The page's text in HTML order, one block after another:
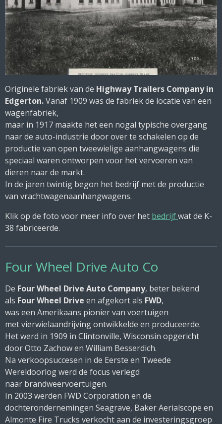
Originele fabriek van de Highway Trailers Company in
Edgerton.Vanaf 1909 was de fabriek de locatie van een
wagenfabriek,
maar in 1917 maakte het een nogal typische overgang
naar de auto-industrie door over te schakelen op de
productie van open tweewielige aanhangwagens die
speciaal waren ontworpen voor het vervoeren van
dieren naar de markt.
In de jaren twintig begon het bedrijf met de productie
van vrachtwagenaanhangwagens.
Klik op de foto voor meer info over het bedrijfwat de K-
38 fabriceerde.
Four Wheel Drive Auto Co
De Four Wheel Drive Auto Company, beter bekend
als Four Wheel Drive en afgekort als FWD,
was een Amerikaans pionier van voertuigen
metvierwielaandrijvingontwikkelde en produceerde.
Het werd in 1909 in Clintonville, Wisconsin opgericht
door Otto Zachow en William Besserdich.
Na verkoopsuccesen in de Eerste en Tweede
Wereldoorlog werd de focus verlegd
naar brandweervoertuigen.
In 2003 werden FWD Corporation en de
dochterondernemingen Seagrave, Baker Aerialscope en
Almonte Fire Trucks verkocht aan de investeringsgroep